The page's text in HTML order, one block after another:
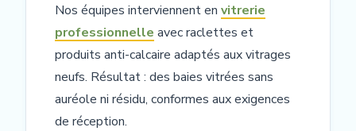
Nos équipes interviennent en vitrerie
professionnelle avec raclettes et
produits anti-calcaire adaptés aux vitrages
neufs. Résultat : des baies vitrées sans
auréole ni résidu, conformes aux exigences
de réception.